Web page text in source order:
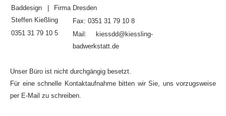
Baddesign | Firma
Steffen Kießling
0351 31 79 10 5
Dresden
Fax: 0351 31 79 10 8
Mail: kiessdd@kiessling-
badwerkstatt.de
Unser Büro ist nicht durchgängig besetzt.
Für eine schnelle Kontaktaufnahme bitten wir Sie, uns vorzugsweise
per E-Mail zu schreiben.